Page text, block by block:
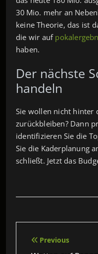
30 Mio. mehr an
keine Theorie, das ist
die wir auf
haben.
Der nächste
handeln
Sie wollen nicht hinter
zurückbleiben? Dann
identifizieren Sie die
Sie die Kaderplanung
schließt. Jetzt das
Previous